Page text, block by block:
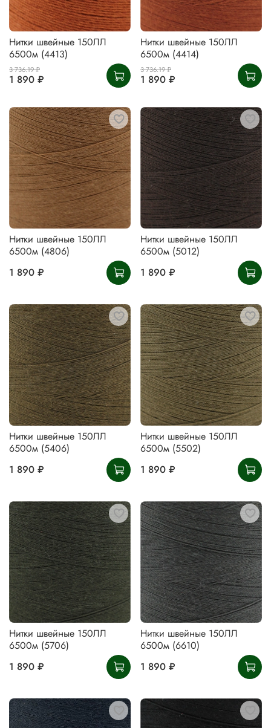
Нитки швейные 150ЛЛ
6500м (4413)
3 736.19 ₽
1 890 ₽
Нитки швейные 150ЛЛ
6500м (4414)
3 736.19 ₽
1 890 ₽
Нитки швейные 150ЛЛ
6500м (4806)
1 890 ₽
Нитки швейные 150ЛЛ
6500м (5012)
1 890 ₽
Нитки швейные 150ЛЛ
6500м (5406)
1 890 ₽
Нитки швейные 150ЛЛ
6500м (5502)
1 890 ₽
Нитки швейные 150ЛЛ
6500м (5706)
1 890 ₽
Нитки швейные 150ЛЛ
6500м (6610)
1 890 ₽